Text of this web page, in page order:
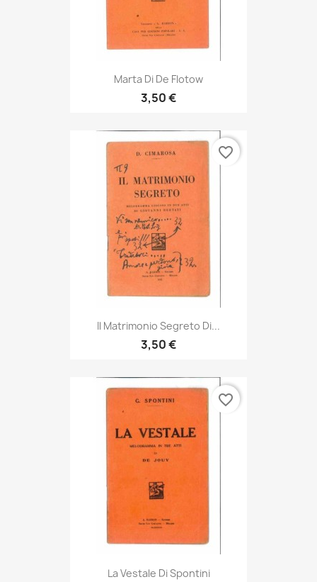
Marta Di De Flotow
3,50 €
Il Matrimonio Segreto Di...
3,50 €
favorite_border
La Vestale Di Spontini
favorite_border